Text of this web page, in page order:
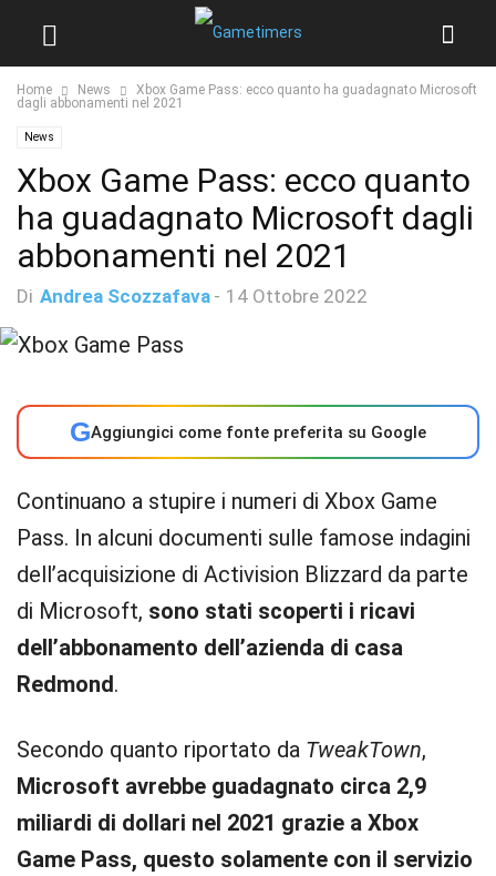
Home News
Xbox Game Pass: ecco quanto ha guadagnato Microsoft
dagli abbonamenti nel 2021
News
Xbox Game Pass: ecco quanto
ha guadagnato Microsoft dagli
abbonamenti nel 2021
Di Andrea Scozzafava - 14 Ottobre 2022
GAggiungici come fonte preferita su Google
Continuano a stupire i numeri di Xbox Game
Pass. In alcuni documenti sulle famose indagini
dell’acquisizione di Activision Blizzard da parte
di Microsoft, sono stati scoperti i ricavi
dell’abbonamento dell’azienda di casa
Redmond.
Secondo quanto riportato da TweakTown,
Microsoft avrebbe guadagnato circa 2,9
miliardi di dollari nel 2021 grazie a Xbox
Game Pass, questo solamente con il servizio